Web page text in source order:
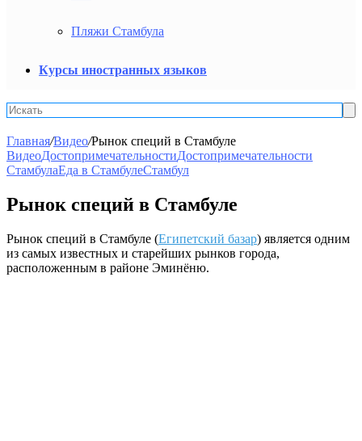
Пляжи Стамбула
Курсы иностранных языков
Главная/Видео/Рынок специй в Стамбуле
ВидеоДостопримечательностиДостопримечательности
СтамбулаЕда в СтамбулеСтамбул
Рынок специй в Стамбуле
Рынок специй в Стамбуле (Египетский базар) является одним
из самых известных и старейших рынков города,
расположенным в районе Эминёню.